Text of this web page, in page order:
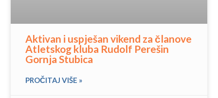
Aktivan i uspješan vikend za članove
Atletskog kluba Rudolf Perešin
Gornja Stubica
PROČITAJ VIŠE »